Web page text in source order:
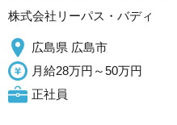
株式会社リーパス・バディ
広島県 広島市
月給28万円～50万円
正社員